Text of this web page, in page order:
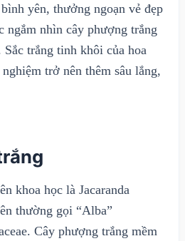
yên, thưởng ngoạn vẻ đẹp
ngắm nhìn cây phượng trắng
trắng tinh khôi của hoa
trở nên thêm sâu lắng,
khoa học là Jacaranda
thường gọi “Alba”
Cây phượng trắng mềm